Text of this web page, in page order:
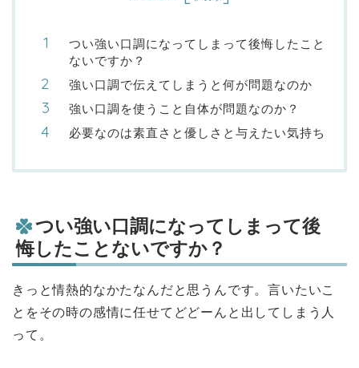
つい強い口調になってしまって後悔したこと
ないですか？
強い口調で伝えてしまうと何が問題なのか
強い口調を使うこと自体が問題なのか？
必要なのは素直さと優しさと与えたい気持ち
つい強い口調になってしまって後
悔したことないですか？
きっと情熱的なかたなんだと思うんです。言いたいこ
とをその時の感情に任せてどどーんと出してしまう人
って。